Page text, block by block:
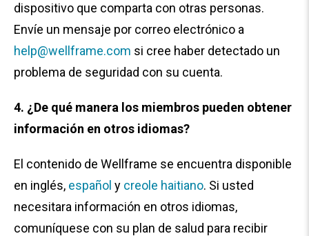
dispositivo que comparta con otras personas.
Envíe un mensaje por correo electrónico a
help@wellframe.com si cree haber detectado un
problema de seguridad con su cuenta.
4. ¿De qué manera los miembros pueden obtener
información en otros idiomas?
El contenido de Wellframe se encuentra disponible
en inglés, español y creole haitiano. Si usted
necesitara información en otros idiomas,
comuníquese con su plan de salud para recibir